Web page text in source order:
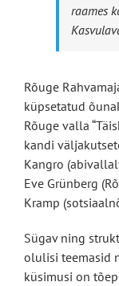
raames
Rõuge
küpsetatud
Rõuge valla
kandi
Kangro
Eve Grünberg
Kramp
Sügav ning
olulisi teemasid
küsimusi on